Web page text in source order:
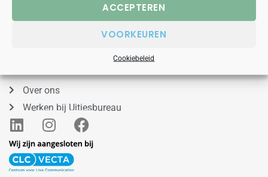
ACCEPTEREN
VOORKEUREN
Cookiebeleid
Over ons
Werken bij Uitjesbureau
L
i
n
k
I
n
s
t
F
a